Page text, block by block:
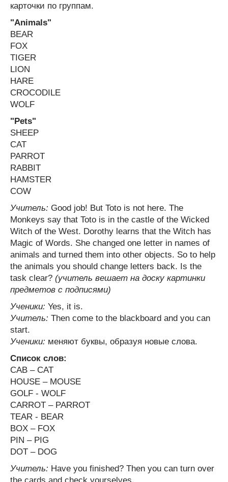
карточки по группам.
"Animals"
BEAR
FOX
TIGER
LION
HARE
CROCODILE
WOLF
"Pets"
SHEEP
CAT
PARROT
RABBIT
HAMSTER
COW
Учитель: Good job! But Toto is not here. The
Monkeys say that Toto is in the castle of the Wicked
Witch of the West. Dorothy learns that the Witch has
Magic of Words. She changed one letter in names of
animals and turned them into other objects. So to help
the animals you should change letters back. Is the
task clear? (учитель вешает на доску картинки
предметов с подписями)
Ученики: Yes, it is.
Учитель: Then come to the blackboard and you can
start.
Ученики: меняют буквы, образуя новые слова.
Список слов:
CAB – CAT
HOUSE – MOUSE
GOLF - WOLF
CARROT – PARROT
TEAR - BEAR
BOX – FOX
PIN – PIG
DOT – DOG
Учитель: Have you finished? Then you can turn over
the cards and check yourselves.